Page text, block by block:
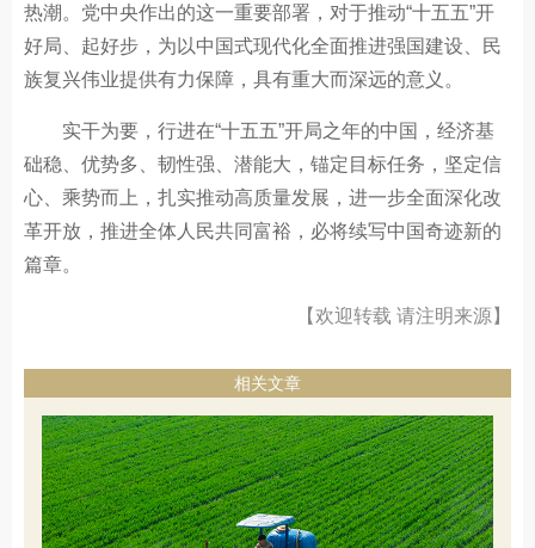
热潮。党中央作出的这一重要部署，对于推动“十五五”开
好局、起好步，为以中国式现代化全面推进强国建设、民
族复兴伟业提供有力保障，具有重大而深远的意义。
实干为要，行进在“十五五”开局之年的中国，经济基
础稳、优势多、韧性强、潜能大，锚定目标任务，坚定信
心、乘势而上，扎实推动高质量发展，进一步全面深化改
革开放，推进全体人民共同富裕，必将续写中国奇迹新的
篇章。
【欢迎转载 请注明来源】
相关文章